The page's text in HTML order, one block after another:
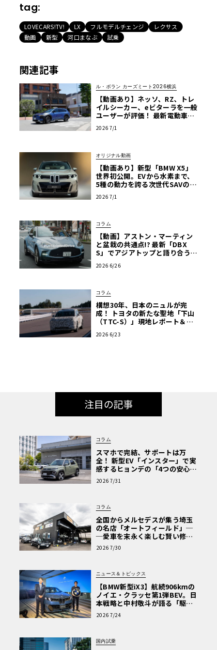
tag:
LOVECARS!TV! LX フルモデルチェンジ
レクサス
動画
新型 河口まなぶ 試乗
関連記事
ル・ボラン カーズミート2026横浜
【動画あり】ネッソ、RZ、トレ
イルシーカー、eビターラを一般
ユーザーが評価！ 最新電動車体
ーズミート2026横浜】
2026 7/1
オリジナル動画
【動画あり】新型「BMW X5」
世界初公開。EVから水素まで、
5種の動力を誇る次世代SAVの実
2026 7/1
コラム
【動画】アストン・マーティン
と盆栽の共通点!? 最新「DBX
S」でアジアトップと語り合う東
コベイワセテ 番外編】
2026 6/26
コラム
構想30年、日本のニュルが完
成！ トヨタの新たな聖地「下山
（TTC-S）」現地レポート＆新
2026 6/23
注目の記事
コラム
スマホで完結、サポートは万
全！ 新型EV「インスター」で実
感するヒョンデの「4つの安心」
【第1回・ヒョンデ6つの疑問：
Why? Hyundai?】〈PR〉
2026 7/31
コラム
全国からメルセデスが集う埼玉
の名店「オートフィールド」─
─愛車を末永く楽しむ賢い修理
術と、プロがフックス製オイル
を選ぶ理由〈PR〉
2026 7/30
ニュース＆トピックス
【BMW新型iX3】航続906kmの
ノイエ・クラッセ第1弾BEV。日
本戦略と中村敬斗が語る「駆け
ぬける歓び」
2026 7/24
国内試乗